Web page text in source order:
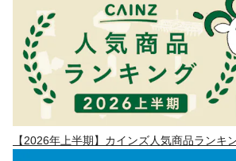
【2026年上半期】カインズ人気商品ランキ